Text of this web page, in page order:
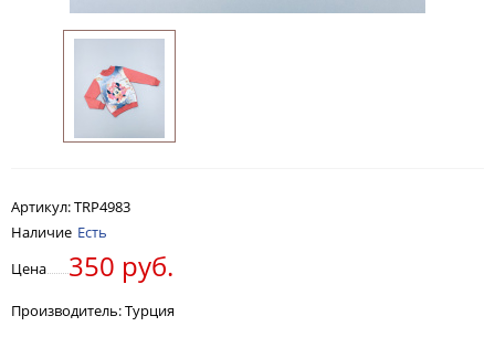
Артикул:TRP4983
Наличие Есть
Цена
350 руб.
Производитель: Турция